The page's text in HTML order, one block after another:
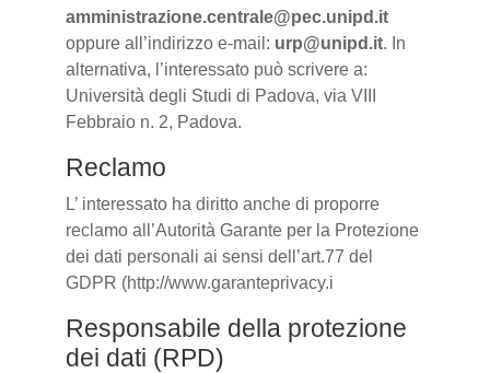
amministrazione.centrale@pec.unipd.it
oppure all’indirizzo e-mail: urp@unipd.it. In
alternativa, l’interessato può scrivere a:
Università degli Studi di Padova, via VIII
Febbraio n. 2, Padova.
Reclamo
L’ interessato ha diritto anche di proporre
reclamo all’Autorità Garante per la Protezione
dei dati personali ai sensi dell’art.77 del
GDPR (http://www.garanteprivacy.i
Responsabile della protezione
dei dati (RPD)